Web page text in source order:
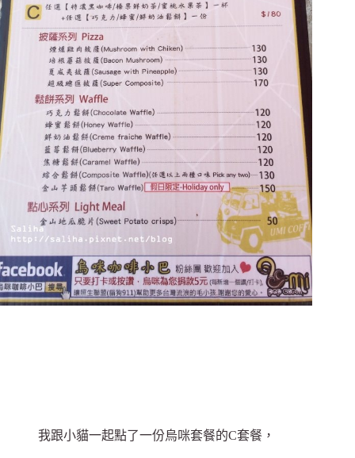
我跟小貓一起點了一份烏咪套餐的C套餐，